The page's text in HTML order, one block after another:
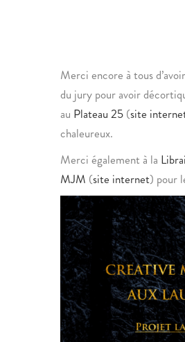
Merci encore à tous
du jury pour avoir
au Plateau 25 (site
chaleureux.
Merci également à la
MJM (site internet) pour